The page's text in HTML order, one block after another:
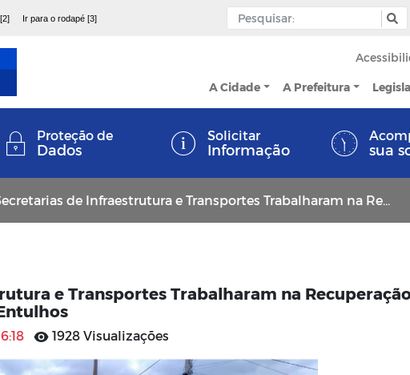
Ir para o rodapé [3]
A Cidade A Prefeitura
Proteção de
Dados
Solicitar
Informação sua
de Infraestrutura e Transportes Trabalharam na Recuperação de Ruas e Retirada de Entulhos
e Transportes Trabalharam na
1928 Visualizações